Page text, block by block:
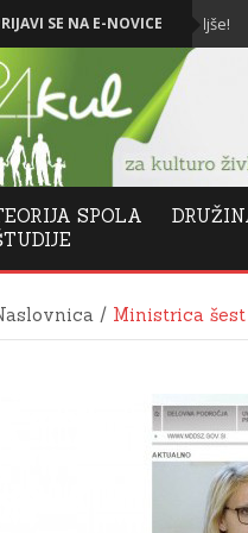
SE NA E-NOVICE
2026: Vse najboljše!
SPOLA
/ Ministrica